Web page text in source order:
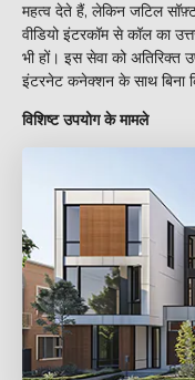
महत्व देते हैं, लेकिन जटिल
वीडियो इंटरकॉम से कॉल का
भी हों। इस सेवा को
इंटरनेट कनेक्शन के साथ बिना
विशिष्ट उपयोग के मामले